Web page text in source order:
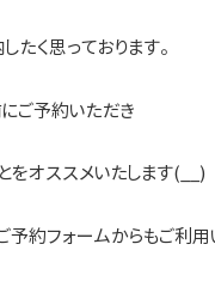
たく思っております。
ご予約いただき
をオススメいたします(__)
予約フォームからもご利用